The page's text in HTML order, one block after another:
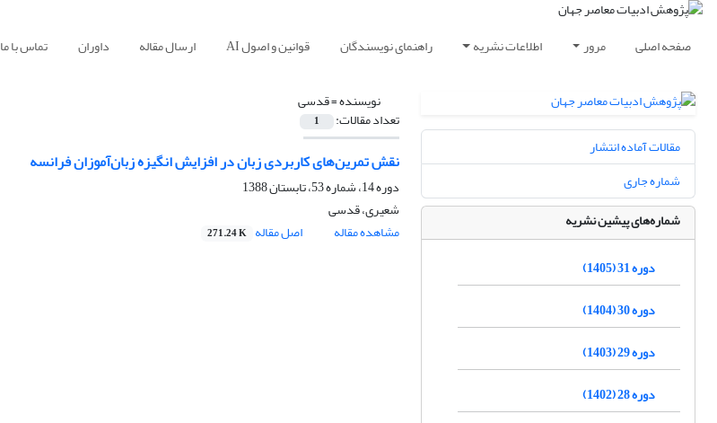
صفحه اصلی مرور اطلاعات نشریه راهنمای نویسندگان قوانین و اصول AI ارسال مقاله داوران تماس با ما
نویسنده =قدسی
تعداد مقالات: 1
نقش تمرین‌های کاربردی زبان در افزایش انگیزه زبان‌آموزان فرانسه
دوره 14، شماره 53، تابستان 1388
شعیری، قدسی
مشاهده مقاله
اصل مقاله 271.24 K
مقالات آماده انتشار
شماره جاری
شماره‌های پیشین نشریه
دوره 31 (1405)
دوره 30 (1404)
دوره 29 (1403)
دوره 28 (1402)